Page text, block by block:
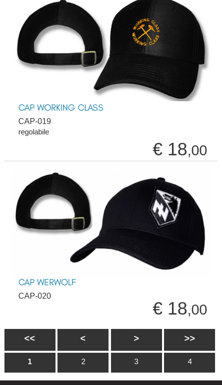
CAP WORKING CLASS
CAP-019
regolabile
€ 18,00
CAP WERWOLF
CAP-020
€ 18,00
<< < > >>
1 2 3 4